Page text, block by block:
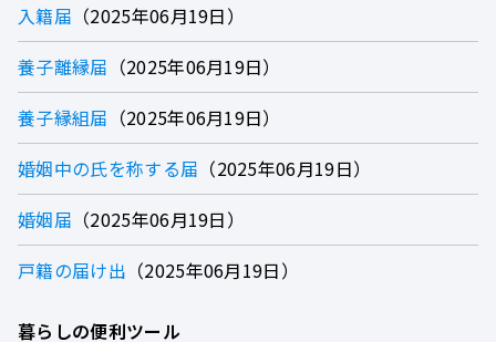
入籍届
2025年06月19日
養子離縁届
2025年06月19日
養子縁組届
2025年06月19日
婚姻中の氏を称する届
2025年06月19日
婚姻届
2025年06月19日
戸籍の届け出
2025年06月19日
暮らしの便利ツール